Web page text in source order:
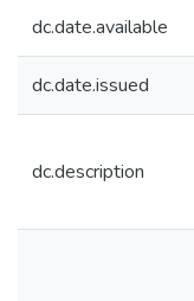
dc.date.available
dc.date.issued
dc.description